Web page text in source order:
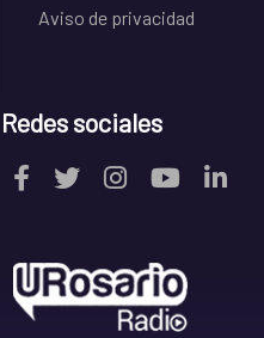
Aviso de privacidad
Redes sociales